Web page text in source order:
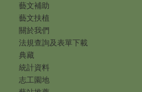
藝文補助
藝文扶植
關於我們
法規查詢及表單下載
典藏
統計資料
志工園地